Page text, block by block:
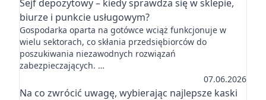
Sejf depozytowy – kiedy sprawdza się w sklepie,
biurze i punkcie usługowym?
Gospodarka oparta na gotówce wciąż funkcjonuje w
wielu sektorach, co skłania przedsiębiorców do
poszukiwania niezawodnych rozwiązań
zabezpieczających. …
07.06.2026
Na co zwrócić uwagę, wybierając najlepsze kaski